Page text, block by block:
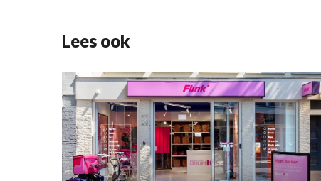
Lees ook